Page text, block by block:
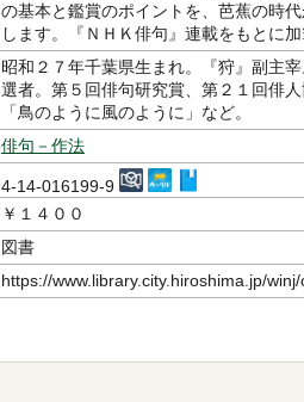
の基本と鑑賞のポイントを、芭蕉の時
します。『ＮＨＫ俳句』連載をもとに
昭和２７年千葉県生まれ。『狩』副主
選者。第５回俳句研究賞、第２１回俳
「鳥のように風のように」など。
俳句－作法
4-14-016199-9
￥１４００
図書
https://www.library.city.hiroshima.jp/